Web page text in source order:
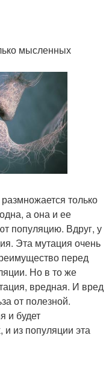
мысленных
только
а она и ее
популяцию. Вдруг, у
Эта мутация очень
перед
Но в то же
вредная. И вред
от полезной.
и будет
из популяции эта